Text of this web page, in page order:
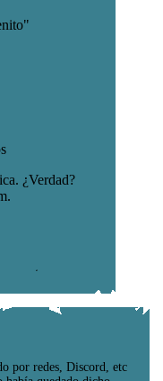
por redes, Discord, etc